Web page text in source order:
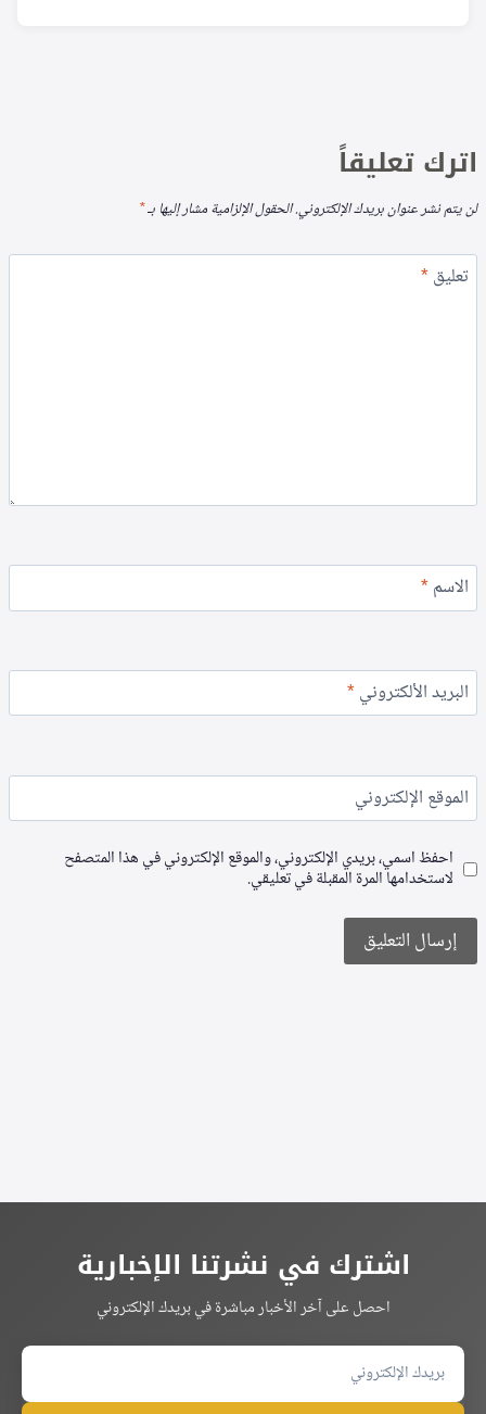
اترك تعليقاً
لن يتم نشر عنوان بريدك الإلكتروني.الحقول الإلزامية مشار إليها بـ*
تعليق*
الاسم*
البريد الألكتروني*
الموقع الإلكتروني
احفظ اسمي، بريدي الإلكتروني، والموقع الإلكتروني في هذا المتصفح
لاستخدامها المرة المقبلة في تعليقي.
اشترك في نشرتنا الإخبارية
احصل على آخر الأخبار مباشرة في بريدك الإلكتروني